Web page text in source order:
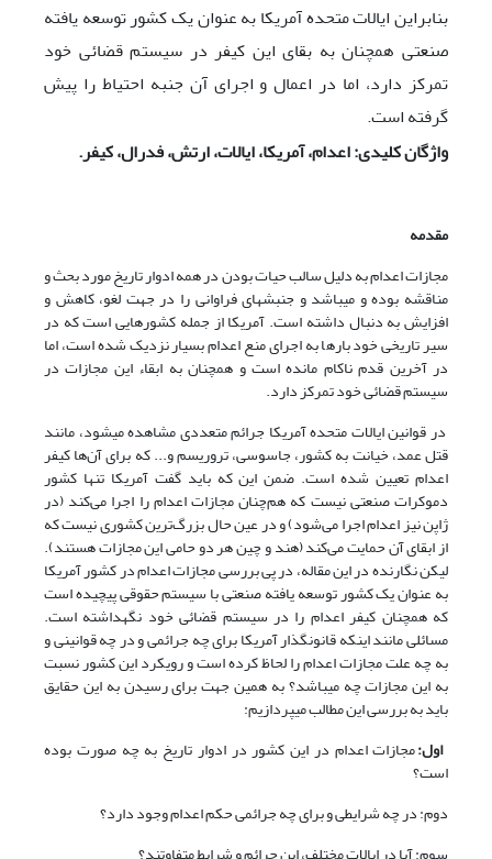
بنابراین ایالات متحده آمریکا به عنوان یک کشور توسعه یافته
صنعتی همچنان به بقای این کیفر در سیستم قضائی خود
تمرکز دارد، اما در اعمال و اجرای آن جنبه احتیاط را پیش
گرفته است.
واژگان کلیدی: اعدام، آمریکا، ایالات، ارتش، فدرال، کیفر.
مقدمه
مجازات اعدام به دلیل سالب حیات بودن در همه ادوار تاریخ مورد بحث و
مناقشه بوده و می­باشد و جنبش­های فراوانی را در جهت لغو، کاهش و
افزایش به دنبال داشته است. آمریکا از جمله کشورهایی است که در
سیر تاریخی خود بارها به اجرای منع اعدام بسیار نزدیک شده است، اما
در آخرین قدم ناکام مانده است و همچنان به ابقاء این مجازات در
سیستم قضائی خود تمرکز دارد.
در قوانین ایالات متحده آمریکا جرائم متعددی مشاهده می­شود، مانند
قتل عمد، خیانت به کشور، جاسوسی، تروریسم و... که برای آن‌ها کیفر
اعدام تعیین شده است. ضمن این که باید گفت آمریکا تنها کشور
دموکرات صنعتی نیست که هم‌چنان مجازات اعدام را اجرا می‌کند (در
ژاپن نیز اعدام اجرا می‌شود) و در عین حال بزرگ‌ترین کشوری نیست که
از ابقای آن حمایت می‌کند (هند و چین هر دو حامی این مجازات هستند).
لیکن نگارنده در این مقاله، در پی بررسی مجازات اعدام در کشور آمریکا
به عنوان یک کشور توسعه یافته صنعتی با سیستم حقوقی پیچیده است
که همچنان کیفر اعدام را در سیستم قضائی خود نگه­د­اشته است.
مسائلی مانند اینکه قانون­گذار آمریکا برای چه جرائمی و در چه قوانینی و
به چه علت مجازات اعدام را لحاظ کرده است و رویکرد این کشور نسبت
به این مجازات چه می­باشد؟ به همین جهت برای رسیدن به این حقایق
باید به بررسی این مطالب می­پردازیم:
اول:مجازات اعدام در این کشور در ادوار تاریخ به چه صورت بوده
است؟
دوم: در چه شرایطی و برای چه جرائمی حکم اعدام وجود دارد؟